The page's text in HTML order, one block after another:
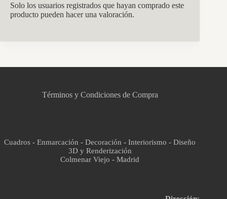
Solo los usuarios registrados que hayan comprado este
producto pueden hacer una valoración.
Términos y Condiciones de Compra
Cuadros - Enmarcación - Decoración - Interiorismo - Diseño
3D y Renderización
Colmenar Viejo - Madrid
Asistente virtual · En línea